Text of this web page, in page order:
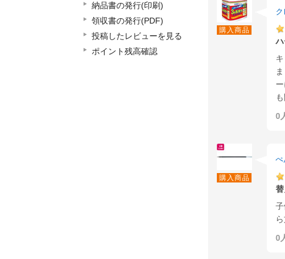
納品書の発行(印刷)
領収書の発行(PDF)
投稿したレビューを見る
ポイント残高確認
購入商品
0
購入商品
ぺ
0